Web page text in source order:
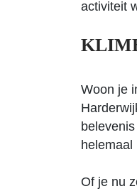
activiteit
Woon je
helemaal
Of je nu